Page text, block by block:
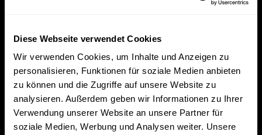
Diese Webseite verwendet Cookies
Wir verwenden Cookies, um Inhalte und Anzeigen zu
personalisieren, Funktionen für soziale Medien anbieten
zu können und die Zugriffe auf unsere Website zu
analysieren. Außerdem geben wir Informationen zu Ihrer
Verwendung unserer Website an unsere Partner für
soziale Medien, Werbung und Analysen weiter. Unsere